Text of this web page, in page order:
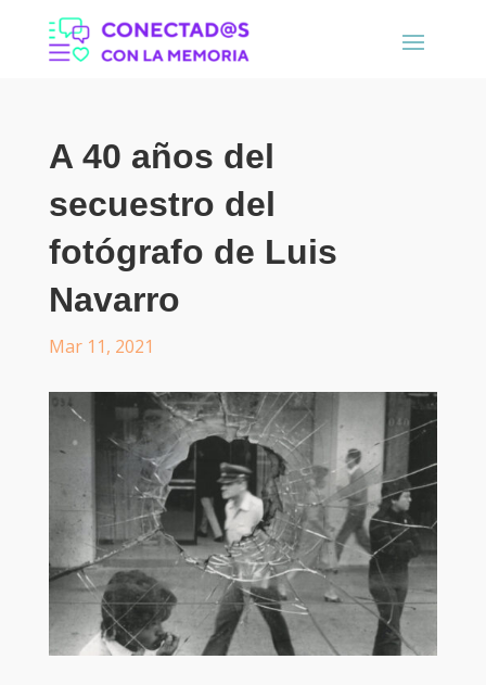
A 40 años del
secuestro del
fotógrafo de Luis
Navarro
Mar 11, 2021